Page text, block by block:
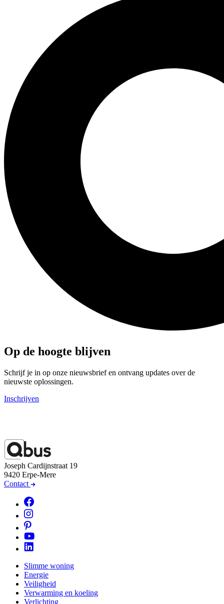
Op de hoogte blijven
Schrijf je in op onze nieuwsbrief en ontvang updates over de
nieuwste oplossingen.
Inschrijven
Joseph Cardijnstraat 19
9420 Erpe-Mere
Contact
Slimme woning
Energie
Veiligheid
Verwarming en koeling
Verlichting